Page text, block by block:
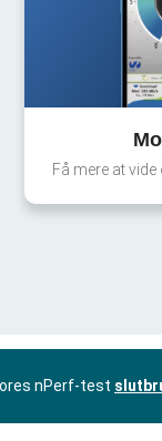
Få mere at
nPerf-test